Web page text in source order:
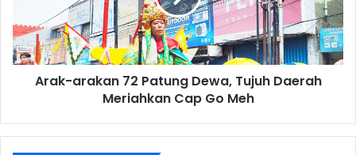
Daerah
Meriahkan
Cap
Arak-arakan 72 Patung Dewa, Tujuh Daerah
Meriahkan Cap Go Meh